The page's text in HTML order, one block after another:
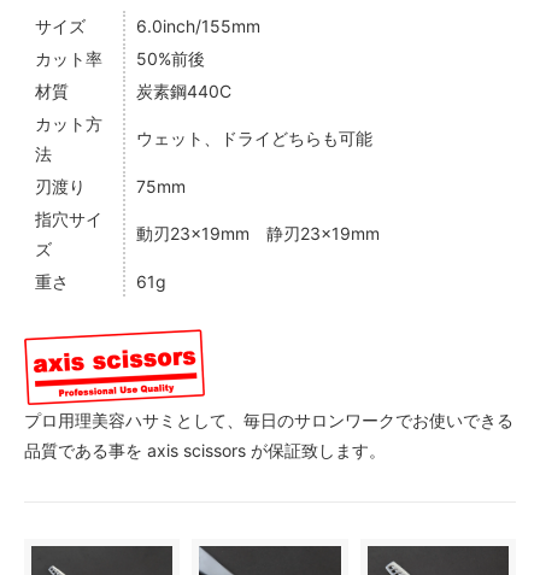
サイズ
6.0inch/155mm
カット率
50%前後
材質
炭素鋼440C
カット方
法
ウェット、ドライどちらも可能
刃渡り
75mm
指穴サイ
ズ
動刃23×19mm 静刃23×19mm
重さ 61g
プロ用理美容ハサミとして、毎日のサロンワークでお使いできる
品質である事を axis scissors が保証致します。